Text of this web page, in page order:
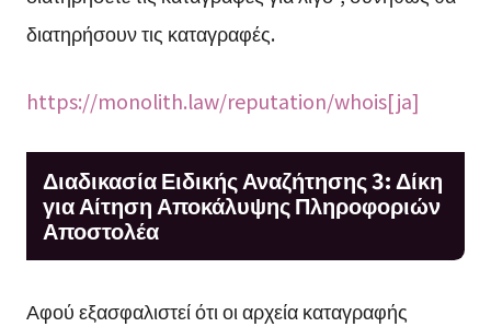
διατηρήσουν τις καταγραφές.
https://monolith.law/reputation/whois[ja]
Διαδικασία Ειδικής Αναζήτησης 3: Δίκη
για Αίτηση Αποκάλυψης Πληροφοριών
Αποστολέα
Αφού εξασφαλιστεί ότι οι αρχεία καταγραφής